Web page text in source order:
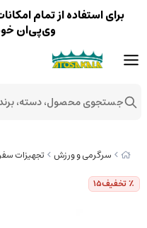
سرگرمی و ورزش تجهیزات
٪ تخفیف15
برای استفاده از تمام
وی‌پی‌ان
جستجوی محصول، دسته،